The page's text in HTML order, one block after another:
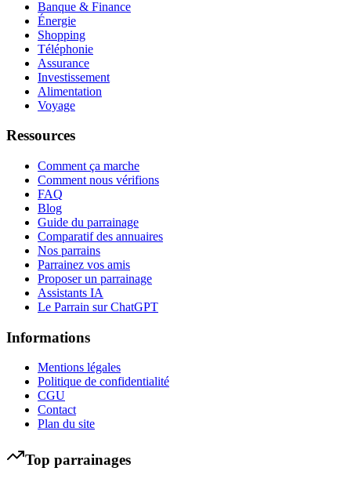
Banque & Finance
Énergie
Shopping
Téléphonie
Assurance
Investissement
Alimentation
Voyage
Ressources
Comment ça marche
Comment nous vérifions
FAQ
Blog
Guide du parrainage
Comparatif des annuaires
Nos parrains
Parrainez vos amis
Proposer un parrainage
Assistants IA
Le Parrain sur ChatGPT
Informations
Mentions légales
Politique de confidentialité
CGU
Contact
Plan du site
Top parrainages